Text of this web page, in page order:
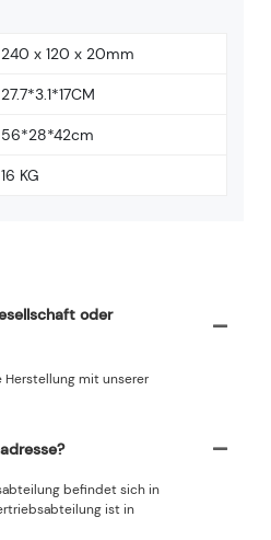
240 x 120 x 20mm
27.7*3.1*17CM
56*28*42cm
16 KG
oder
Herstellung mit unserer
befindet sich in
ist in